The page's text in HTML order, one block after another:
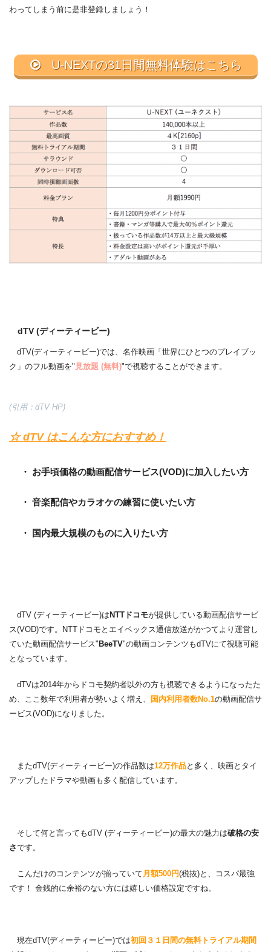
わってしまう前に是非登録しましょう！
U-NEXTの31日間無料体験はこちら
dTV (ディーティービー)
dTV(ディーティービー)では、名作映画「世界にひとつのプレイブッ
ク」のフル動画を" 見放題 (無料)"で視聴することができます。
(引用：dTV HP)
☆ dTV はこんな方におすすめ！
・ お手頃価格の動画配信サービス(VOD)に加入したい方
・ 音楽配信やカラオケの練習に使いたい方
・ 国内最大規模のものに入りたい方
dTV (ディーティービー)はNTTドコモが提供している動画配信サービ
ス(VOD)です。NTTドコモとエイベックス通信放送がかつてより運営し
ていた動画配信サービス"BeeTV"の動画コンテンツもdTVにて視聴可能
となっています。
dTVは2014年からドコモ契約者以外の方も視聴できるようになったた
め、ここ数年で利用者が勢いよく増え、
国内利用者数No.1の動画配信サ
ービス(VOD)になりました。
またdTV(ディーティービー)の作品数は12万作品と多く、映画とタイ
アップしたドラマや動画も多く配信しています。
そして何と言ってもdTV (ディーティービー)の最大の魅力は破格の安
さです。
こんだけのコンテンツが揃っていて 月額500円(税抜)と、コスパ最強
です！ 金銭的に余裕のない方には嬉しい価格設定ですね。
現在dTV(ディーティービー)では初回３１日間の無料トライアル期間